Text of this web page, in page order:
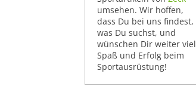
umsehen. Wir hoffen,
dass Du bei uns findest,
was Du suchst, und
wünschen Dir weiter viel
Spaß und Erfolg beim
Sportausrüstung!